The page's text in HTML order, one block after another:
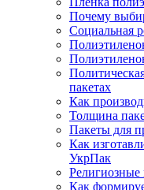
Почему
Социальная
пакетах
Как
Толщина
Пакеты для
Как
УкрПак
Религиозные
Как